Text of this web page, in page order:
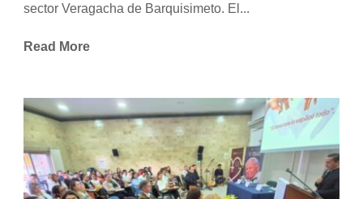
sector Veragacha de Barquisimeto. El...
Read More